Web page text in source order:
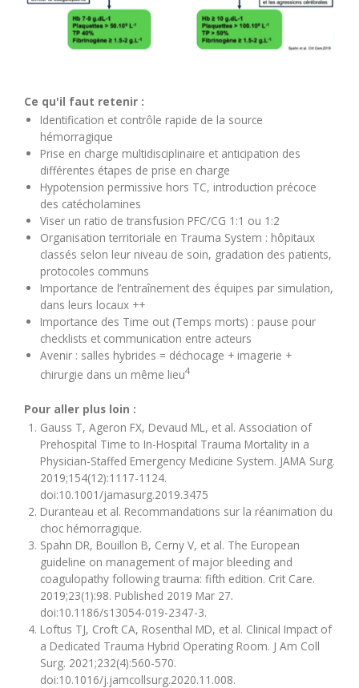
Ce qu'il faut retenir :
Identification et contrôle rapide de la source
hémorragique
Prise en charge multidisciplinaire et anticipation des
différentes étapes de prise en charge
Hypotension permissive hors TC, introduction précoce
des catécholamines
Viser un ratio de transfusion PFC/CG 1:1 ou 1:2
Organisation territoriale en Trauma System : hôpitaux
classés selon leur niveau de soin, gradation des patients,
protocoles communs
Importance de l’entraînement des équipes par simulation,
dans leurs locaux ++
Importance des Time out (Temps morts) : pause pour
checklists et communication entre acteurs
Avenir : salles hybrides = déchocage + imagerie +
chirurgie dans un même lieu4
Pour aller plus loin :
Gauss T, Ageron FX, Devaud ML, et al. Association of
Prehospital Time to In-Hospital Trauma Mortality in a
Physician-Staffed Emergency Medicine System. JAMA Surg.
2019;154(12):1117-1124.
doi:10.1001/jamasurg.2019.3475
Duranteau et al. Recommandations sur la réanimation du
choc hémorragique.
Spahn DR, Bouillon B, Cerny V, et al. The European
guideline on management of major bleeding and
coagulopathy following trauma: fifth edition. Crit Care.
2019;23(1):98. Published 2019 Mar 27.
doi:10.1186/s13054-019-2347-3.
Loftus TJ, Croft CA, Rosenthal MD, et al. Clinical Impact of
a Dedicated Trauma Hybrid Operating Room. J Am Coll
Surg. 2021;232(4):560-570.
doi:10.1016/j.jamcollsurg.2020.11.008.